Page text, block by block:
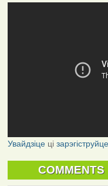
Увайдзіцеці
COMMENTS